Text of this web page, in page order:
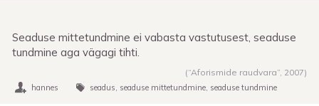
Seaduse mittetundmine ei vabasta vastutusest, seaduse
tundmine aga vägagi tihti.
(“Aforismide raudvara”, 2007)
hannes seadus seaduse mittetundmine seaduse tundmine